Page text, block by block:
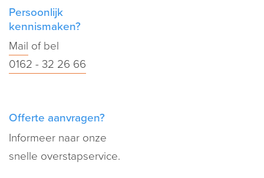
Persoonlijk
kennismaken?
Mail of bel
0162 - 32 26 66
Offerte aanvragen?
Informeer naar onze
snelle overstapservice.